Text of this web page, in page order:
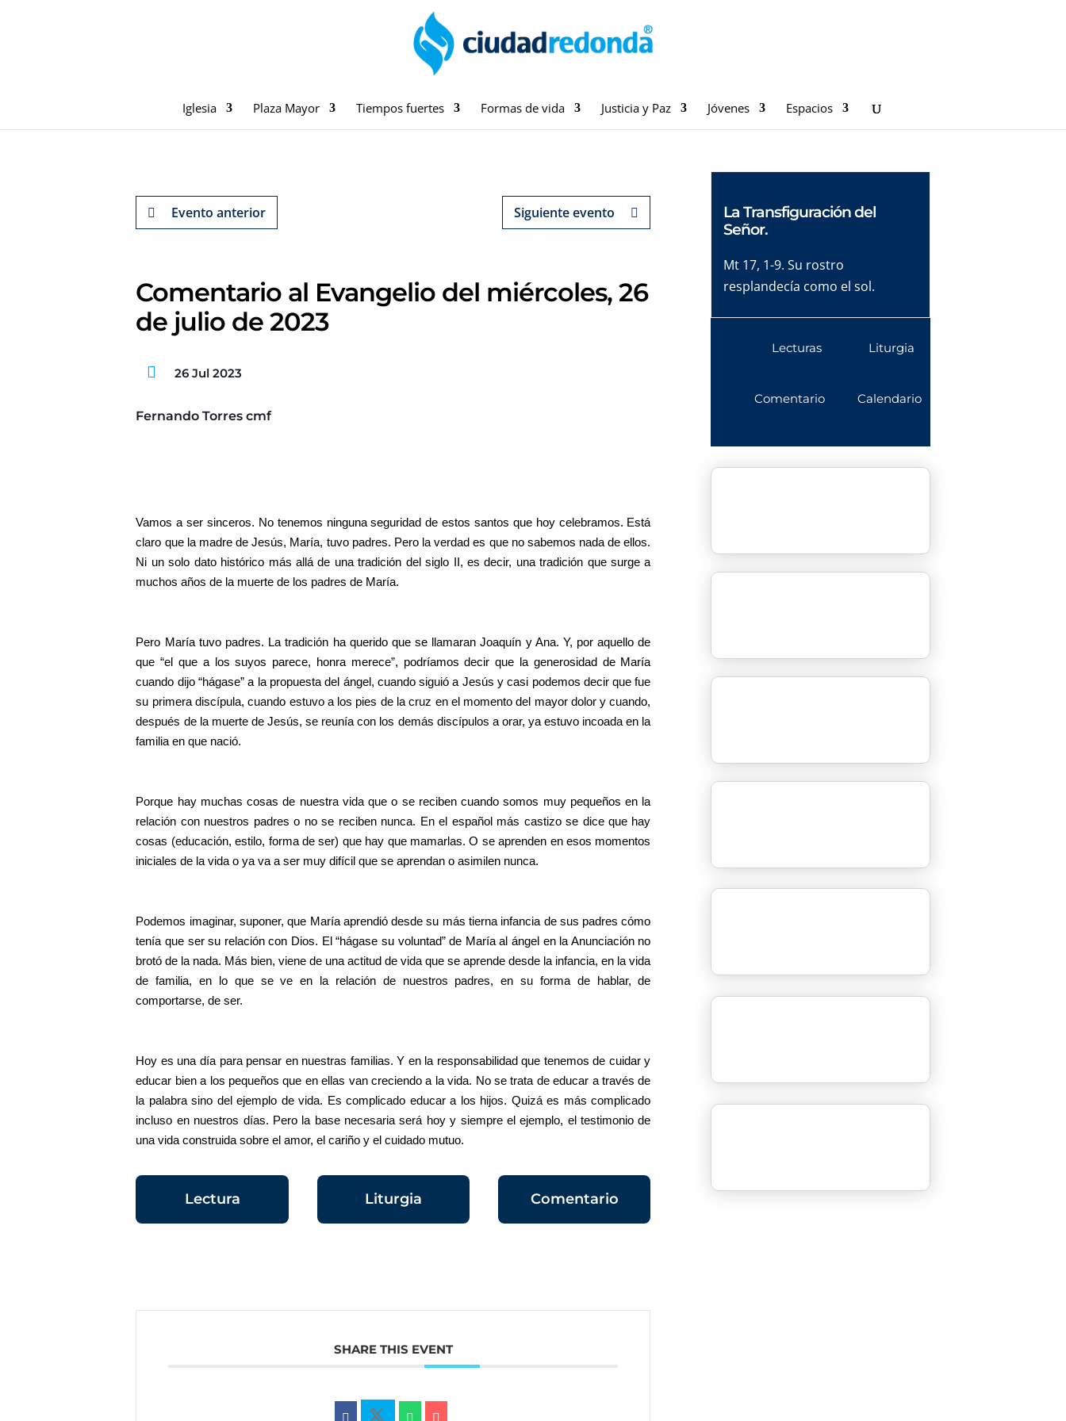
Iglesia Plaza Mayor Tiempos fuertes Formas de vida Justicia y Paz Jóvenes Espacios
Evento anterior Siguiente evento
Comentario al Evangelio del miércoles, 26
de julio de 2023
26 Jul 2023
Fernando Torres cmf
Vamos a ser sinceros. No tenemos ninguna seguridad de estos santos que hoy celebramos. Está
claro que la madre de Jesús, María, tuvo padres. Pero la verdad es que no sabemos nada de ellos.
Ni un solo dato histórico más allá de una tradición del siglo II, es decir, una tradición que surge a
muchos años de la muerte de los padres de María.
Pero María tuvo padres. La tradición ha querido que se llamaran Joaquín y Ana. Y, por aquello de
que “el que a los suyos parece, honra merece”, podríamos decir que la generosidad de María
cuando dijo “hágase” a la propuesta del ángel, cuando siguió a Jesús y casi podemos decir que fue
su primera discípula, cuando estuvo a los pies de la cruz en el momento del mayor dolor y cuando,
después de la muerte de Jesús, se reunía con los demás discípulos a orar, ya estuvo incoada en la
familia en que nació.
Porque hay muchas cosas de nuestra vida que o se reciben cuando somos muy pequeños en la
relación con nuestros padres o no se reciben nunca. En el español más castizo se dice que hay
cosas (educación, estilo, forma de ser) que hay que mamarlas. O se aprenden en esos momentos
iniciales de la vida o ya va a ser muy difícil que se aprendan o asimilen nunca.
Podemos imaginar, suponer, que María aprendió desde su más tierna infancia de sus padres cómo
tenía que ser su relación con Dios. El “hágase su voluntad” de María al ángel en la Anunciación no
brotó de la nada. Más bien, viene de una actitud de vida que se aprende desde la infancia, en la vida
de familia, en lo que se ve en la relación de nuestros padres, en su forma de hablar, de
comportarse, de ser.
Hoy es una día para pensar en nuestras familias. Y en la responsabilidad que tenemos de cuidar y
educar bien a los pequeños que en ellas van creciendo a la vida. No se trata de educar a través de
la palabra sino del ejemplo de vida. Es complicado educar a los hijos. Quizá es más complicado
incluso en nuestros días. Pero la base necesaria será hoy y siempre el ejemplo, el testimonio de
una vida construida sobre el amor, el cariño y el cuidado mutuo.
Lectura Liturgia Comentario
SHARE THIS EVENT
La Transfiguración del
Señor.
Mt 17, 1-9. Su rostro
resplandecía como el sol.
Lecturas
Comentario
Liturgia
Calendario